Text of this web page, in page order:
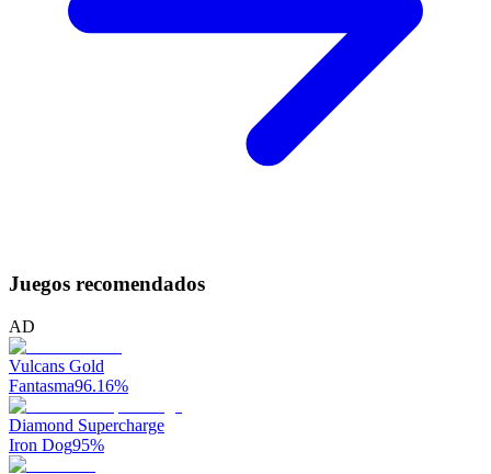
Juegos recomendados
AD
Vulcans Gold
Fantasma96.16%
Diamond Supercharge
Iron Dog95%